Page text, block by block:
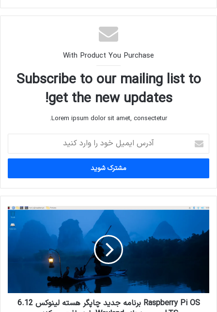
With Product You Purchase
Subscribe to our mailing list to
get the new updates!
Lorem ipsum dolor sit amet, consectetur.
ایمیل
خود
وارد
کنید
Raspberry
OS
6.12
LTS
Raspberry Pi OS برنامه جدید چاپگر هسته لینوکس 6.12